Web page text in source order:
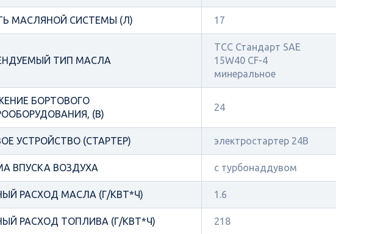
МАСЛЯНОЙ СИСТЕМЫ (Л) 17
ТИП МАСЛА
ТСС Стандарт SAE
15W40 CF-4
минеральное
БОРТОВОГО
(В)
24
УСТРОЙСТВО (СТАРТЕР) электростартер 24В
ВПУСКА ВОЗДУХА с турбонаддувом
РАСХОД МАСЛА (Г/КВТ*Ч) 1.6
РАСХОД ТОПЛИВА (Г/КВТ*Ч) 218